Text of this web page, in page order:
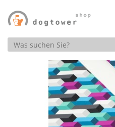
Produktsuche